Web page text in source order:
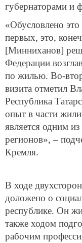
губернаторами и
«Обусловлено
первых, это,
[Минниханов]
Федерации
по жилью. Во-
визита отметил
Республика
опыт в части
является одним
регионов», –
Кремля.
В ходе
доложено о
республике. Он
также ходом
рабочим